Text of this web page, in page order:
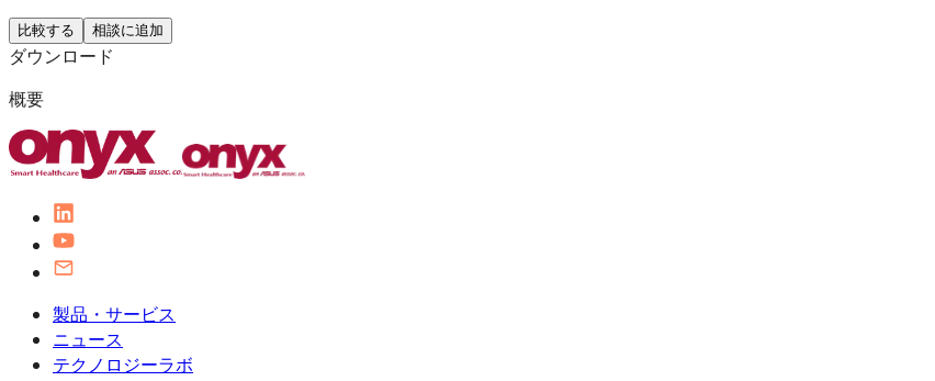
比較する 相談に追加
ダウンロード
概要
製品・サービス
ニュース
テクノロジーラボ